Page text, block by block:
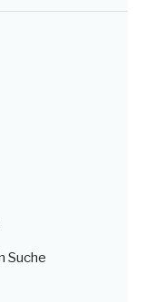
Suche